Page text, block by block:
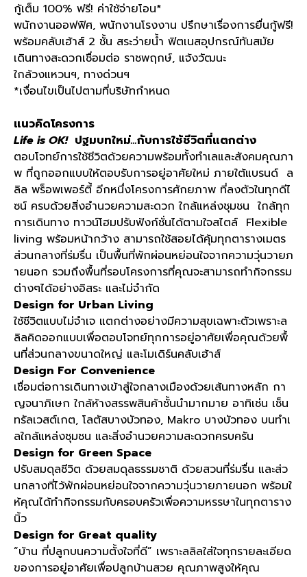
กู้เต็ม 100% ฟรี! ค่าใช้จ่ายโอน*
พนักงานออฟฟิศ, พนักงานโรงงาน ปรึกษาเรื่องการยื่นกู้ฟรี!
พร้อมคลับเฮ้าส์ 2 ชั้น สระว่ายน้ำ ฟิตเนสอุปกรณ์ทันสมัย
เดินทางสะดวกเชื่อมต่อ ราชพฤกษ์, แจ้งวัฒนะ
ใกล้วงแหวนฯ, ทางด่วนฯ
*เงื่อนไขเป็นไปตามที่บริษัทกำหนด
แนวคิดโครงการ
Life is OK! ปฐมบทใหม่...กับการใช้ชีวิตที่แตกต่าง
ตอบโจทย์การใช้ชีวิตด้วยความพร้อมทั้งทำเลและสังคมคุณภา
พ ที่ถูกออกแบบให้ตอบรับการอยู่อาศัยใหม่ ภายใต้แบรนด์ ล
ลิล พร็อพเพอร์ตี้ อีกหนึ่งโครงการศักยภาพ ที่ลงตัวในทุกดีไ
ซน์ ครบด้วยสิ่งอำนวยความสะดวก ใกล้แหล่งชุมชน ใกล้ทุก
การเดินทาง ทาวน์โฮมปรับฟังก์ชั่นได้ตามใจสไตล์ Flexible
living พร้อมหน้ากว้าง สามารถใช้สอยได้คุ้มทุกตารางเมตร
ส่วนกลางที่ร่มรื่น เป็นพื้นที่พักผ่อนหย่อนใจจากความวุ่นวายภ
ายนอก รวมถึงพื้นที่รอบโครงการที่คุณจะสามารถทำกิจกรรม
ต่างๆได้อย่างอิสระ และไม่จำกัด
Design for Urban Living
ใช้ชีวิตแบบไม่จำเจ แตกต่างอย่างมีความสุขเฉพาะตัวเพราะล
ลิลคิดออกแบบเพื่อตอบโจทย์ทุกการอยู่อาศัยเพื่อคุณด้วยพื้
นที่ส่วนกลางขนาดใหญ่ และโมเดิร์นคลับเฮ้าส์
Design For Convenience
เชื่อมต่อการเดินทางเข้าสู่ใจกลางเมืองด้วยเส้นทางหลัก กา
ญจนาภิเษก ใกล้ห้างสรรพสินค้าชั้นนำมากมาย อาทิเช่น เซ็น
ทรัลเวสต์เกต, โลตัสบางบัวทอง, Makro บางบัวทอง บนทำเ
ลใกล้แหล่งชุมชน และสิ่งอำนวยความสะดวกครบครัน
Design for Green Space
ปรับสมดุลชีวิต ด้วยสมดุลธรรมชาติ ด้วยสวนที่ร่มรื่น และส่ว
นกลางที่ไว้พักผ่อนหย่อนใจจากความวุ่นวายภายนอก พร้อมใ
ห้คุณได้ทำกิจกรรมกับครอบครัวเพื่อความหรรษาในทุกตาราง
นิ้ว
Design for Great quality
“บ้าน ที่ปลูกบนความตั้งใจที่ดี” เพราะลลิลใส่ใจทุกรายละเอียด
ของการอยู่อาศัยเพื่อปลูกบ้านสวย คุณภาพสูงให้คุณ